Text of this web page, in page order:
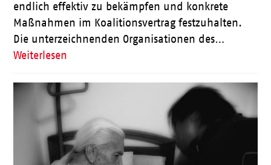
endlich effektiv zu bekämpfen und konkrete
Maßnahmen im Koalitionsvertrag festzuhalten.
Die unterzeichnenden Organisationen des…
Weiterlesen